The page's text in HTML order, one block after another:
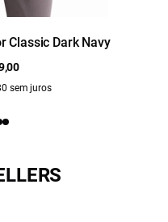
Classic Dark Navy
sem juros